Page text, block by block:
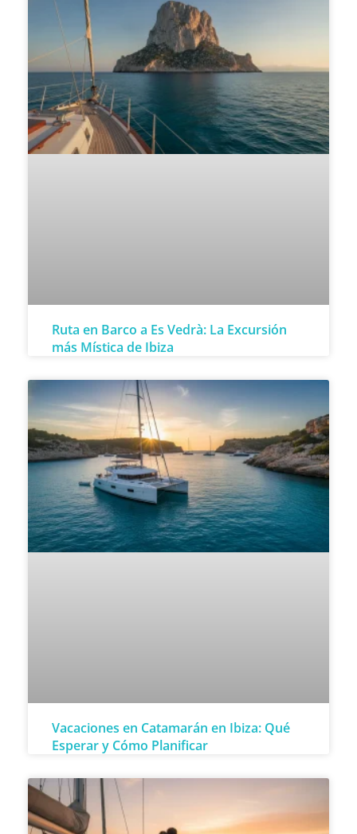
Ruta en Barco a Es Vedrà: La Excursión
más Mística de Ibiza
Vacaciones en Catamarán en Ibiza: Qué
Esperar y Cómo Planificar